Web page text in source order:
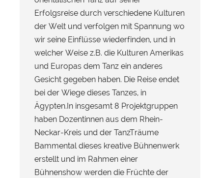
Erfolgsreise durch verschiedene Kulturen
der Welt und verfolgen mit Spannung wo
wir seine Einflüsse wiederfinden, und in
welcher Weise z.B. die Kulturen Amerikas
und Europas dem Tanz ein anderes
Gesicht gegeben haben. Die Reise endet
bei der Wiege dieses Tanzes, in
Ägypten.In insgesamt 8 Projektgruppen
haben Dozentinnen aus dem Rhein-
Neckar-Kreis und der TanzTräume
Bammental dieses kreative Bühnenwerk
erstellt und im Rahmen einer
Bühnenshow werden die Früchte der